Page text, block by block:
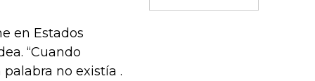
en Estados
“Cuando
no existía .